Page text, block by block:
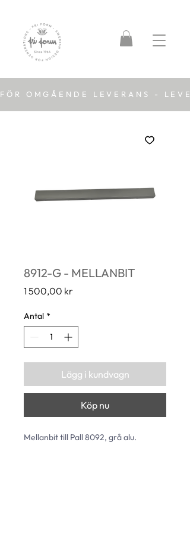
FÖR OMGÅENDE LEVERANS -
8912-G - MELLANBIT
1 500,00 kr
Antal *
Lägg i kundvagn
Köp nu
Mellanbit till Pall 8092, grå alu.